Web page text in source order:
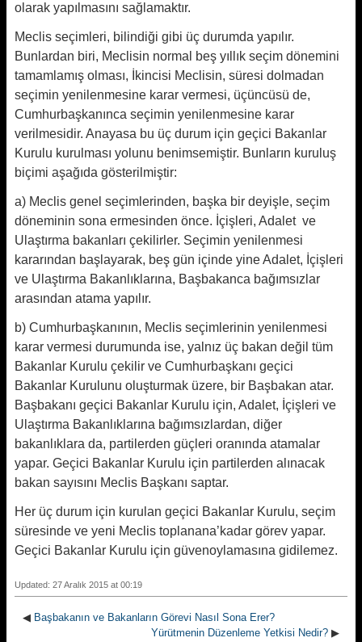
olarak yapılmasını sağlamaktır.
Meclis seçimleri, bilindiği gibi üç durumda yapılır.
Bunlardan biri, Meclisin normal beş yıllık seçim dönemini
tamamlamış olması, İkincisi Meclisin, süresi dolmadan
seçimin yenilenmesine karar vermesi, üçüncüsü de,
Cumhurbaşkanınca seçimin yenilenmesine karar
verilmesidir. Anayasa bu üç durum için geçici Bakanlar
Kurulu kurulması yolunu benimsemiştir. Bunların kuruluş
biçimi aşağıda gösterilmiştir:
a) Meclis genel seçimlerinden, başka bir deyişle, seçim
döneminin sona ermesinden önce. İçişleri, Adalet ve
Ulaştırma bakanları çekilirler. Seçimin yenilenmesi
kararından başlayarak, beş gün içinde yine Adalet, İçişleri
ve Ulaştırma Bakanlıklarına, Başbakanca bağımsızlar
arasından atama yapılır.
b) Cumhurbaşkanının, Meclis seçimlerinin yenilenmesi
karar vermesi durumunda ise, yalnız üç bakan değil tüm
Bakanlar Kurulu çekilir ve Cumhurbaşkanı geçici
Bakanlar Kurulunu oluşturmak üzere, bir Başbakan atar.
Başbakanı geçici Bakanlar Kurulu için, Adalet, İçişleri ve
Ulaştırma Bakanlıklarına bağımsızlardan, diğer
bakanlıklara da, partilerden güçleri oranında atamalar
yapar. Geçici Bakanlar Kurulu için partilerden alınacak
bakan sayısını Meclis Başkanı saptar.
Her üç durum için kurulan geçici Bakanlar Kurulu, seçim
süresinde ve yeni Meclis toplanana’kadar görev yapar.
Geçici Bakanlar Kurulu için güvenoylamasına gidilemez.
Updated: 27 Aralık 2015 at 00:19
◀ Başbakanın ve Bakanların Görevi Nasıl Sona Erer?
Yürütmenin Düzenleme Yetkisi Nedir? ▶